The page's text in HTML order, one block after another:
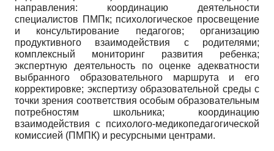
направления: координацию деятельности
специалистов ПМПк; психологическое просвещение
и консультирование педагогов; организацию
продуктивного взаимодействия с родителями;
комплексный
мониторинг развития ребенка;
экспертную деятельность по оценке адекватности
выбранного образовательного маршрута и его
корректировке; экспертизу образовательной среды с
точки зрения соответствия особым образовательным
потребностям школьника; координацию
взаимодействия с психолого-медико­педагогической
комиссией (ПМПК) и ресурсными центрами.